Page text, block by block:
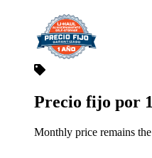
Precio fijo por
Monthly price remains